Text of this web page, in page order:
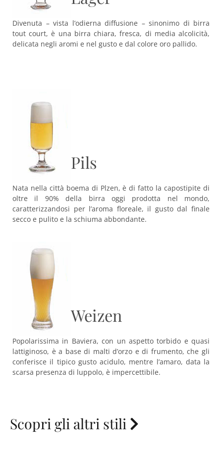
Divenuta – vista l’odierna diffusione – sinonimo di birra
tout court, è una birra chiara, fresca, di media alcolicità,
delicata negli aromi e nel gusto e dal colore oro pallido.
Pils
Nata nella città boema di Plzen, è di fatto la capostipite di
oltre il 90% della birra oggi prodotta nel mondo,
caratterizzandosi per l’aroma floreale, il gusto dal finale
secco e pulito e la schiuma abbondante.
Weizen
Popolarissima in Baviera, con un aspetto torbido e quasi
lattiginoso, è a base di malti d’orzo e di frumento, che gli
conferisce il tipico gusto acidulo, mentre l’amaro, data la
scarsa presenza di luppolo, è impercettibile.
Scopri gli altri stili